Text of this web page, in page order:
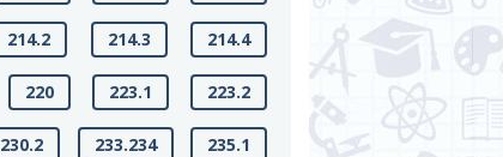
214.2 214.3 214.4
220 223.1 223.2
230.2 233.234 235.1